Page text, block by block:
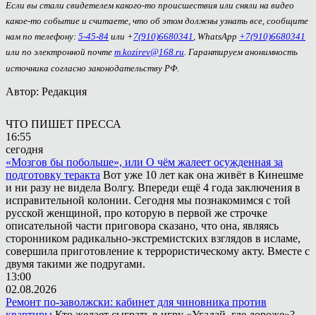
Если вы стали свидетелем какого-то происшествия или сняли на видео
какое-то событие и считаете, что об этом должны узнать все, сообщите
нам по телефону: 5-45-84 или +7(910)6680341 , WhatsApp +7(910)6680341
или по электронной почте m.kozirev@168.ru. Гарантируем анонимность
источника согласно законодательству РФ.
Автор: Редакция
ЧТО ПИШЕТ ПРЕССА
16:55
сегодня
«Мозгов бы побольше», или О чём жалеет осужденная за
подготовку теракта Вот уже 10 лет как она живёт в Кинешме
и ни разу не видела Волгу. Впереди ещё 4 года заключения в
исправительной колонии. Сегодня мы познакомимся с той
русской женщиной, про которую в первой же строчке
описательной части приговора сказано, что она, являясь
сторонником радикально-экстремистских взглядов в исламе,
совершила приготовление к террористическому акту. Вместе с
двумя такими же подругами.
13:00
02.08.2026
Ремонт по-заволжски: кабинет для чиновника против